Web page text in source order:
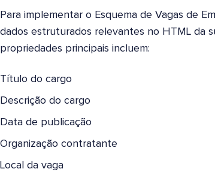
Para implementar o Esquema de Vagas de
dados estruturados relevantes no HTML da
propriedades principais incluem:
Título do cargo
Descrição do cargo
Data de publicação
Organização contratante
Local da vaga